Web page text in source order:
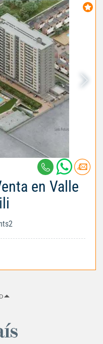
en Valle